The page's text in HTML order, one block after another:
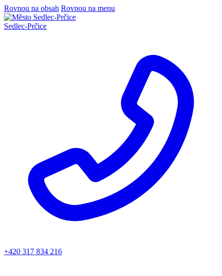
Rovnou na obsah Rovnou na menu
Sedlec-Prčice
+420 317 834 216